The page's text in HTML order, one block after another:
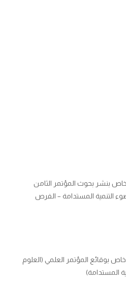
ملحق(1) عدد خاص بنشر بحوث المؤتمر الثامن
التنمية المستدامة – الفرص
ملحق (1) عدد خاص بوقائع المؤتمر العلمي (العلوم
المستدامة)